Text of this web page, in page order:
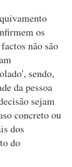
os
não são
sendo,
da pessoa
sejam
concreto ou
dos
do